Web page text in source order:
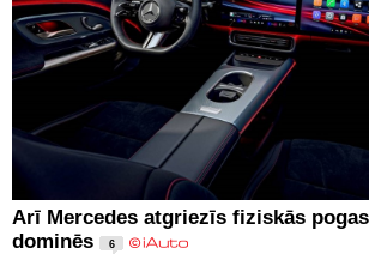
Arī Mercedes atgriezīs fiziskās
dominēs
6